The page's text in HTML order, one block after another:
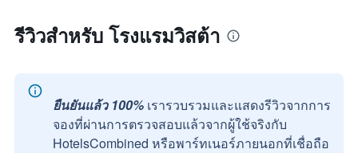
รีวิวสำหรับ โรงแรมวิสต้า
ยืนยันแล้ว 100% เรารวบรวมและแสดงรีวิวจากการ
จองที่ผ่านการตรวจสอบแล้วจากผู้ใช้จริงกับ
HotelsCombined หรือพาร์ทเนอร์ภายนอกที่เชื่อถือ